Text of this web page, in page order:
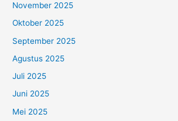
November 2025
Oktober 2025
September 2025
Agustus 2025
Juli 2025
Juni 2025
Mei 2025